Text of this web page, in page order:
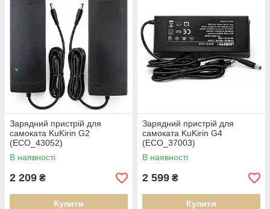
Зарядний пристрій для
самоката KuKirin G2
(ECO_43052)
В наявності
2 209 ₴
Купити
Зарядний пристрій для
самоката KuKirin G4
(ECO_37003)
В наявності
2 599 ₴
Купити